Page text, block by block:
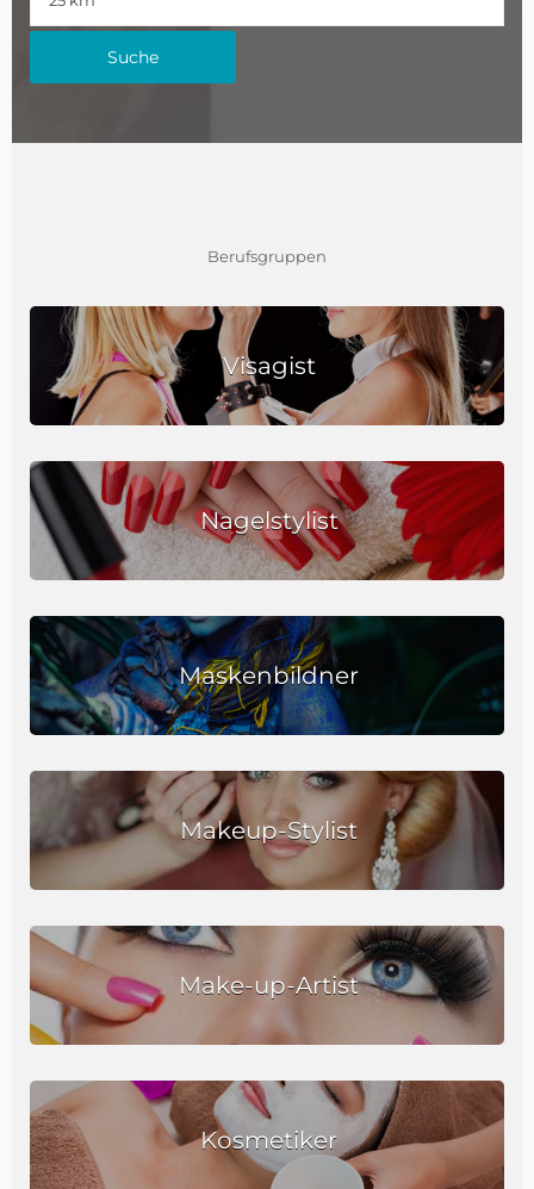
Berufsgruppen
Visagist
Nagelstylist
Maskenbildner
Makeup-Stylist
Make-up-Artist
Kosmetiker